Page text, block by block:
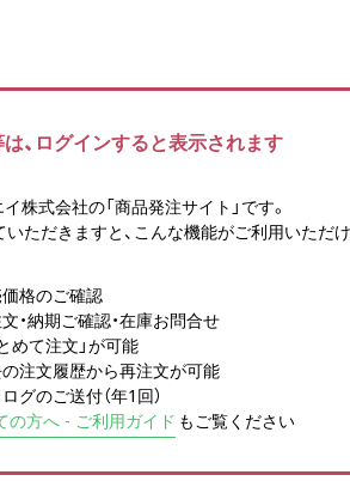
、ログインすると表示されます
株式会社の「商品発注サイト」です。
いただきますと、こんな機能がご利用いただ
格のご確認
・納期ご確認・在庫お問合せ
めて注文」が可能
注文履歴から再注文が可能
グのご送付（年1回）
の方へ - ご利用ガイド もご覧ください